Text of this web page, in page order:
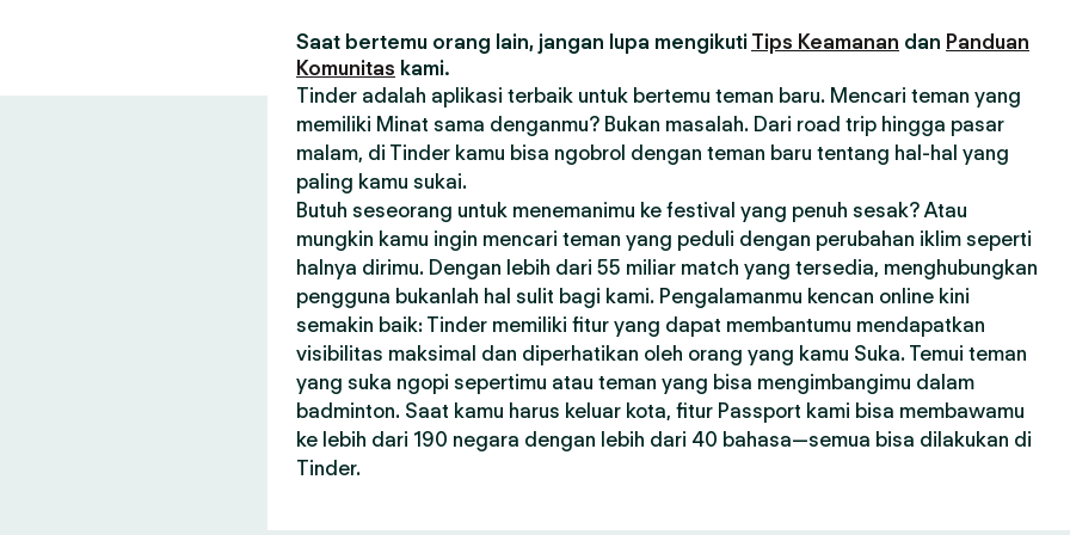
Saat bertemu orang lain, jangan lupa mengikuti Tips Keamanan dan Panduan
Komunitas kami.
Tinder adalah aplikasi terbaik untuk bertemu teman baru. Mencari teman yang
memiliki Minat sama denganmu? Bukan masalah. Dari road trip hingga pasar
malam, di Tinder kamu bisa ngobrol dengan teman baru tentang hal-hal yang
paling kamu sukai.
Butuh seseorang untuk menemanimu ke festival yang penuh sesak? Atau
mungkin kamu ingin mencari teman yang peduli dengan perubahan iklim seperti
halnya dirimu. Dengan lebih dari 55 miliar match yang tersedia, menghubungkan
pengguna bukanlah hal sulit bagi kami. Pengalamanmu kencan online kini
semakin baik: Tinder memiliki fitur yang dapat membantumu mendapatkan
visibilitas maksimal dan diperhatikan oleh orang yang kamu Suka. Temui teman
yang suka ngopi sepertimu atau teman yang bisa mengimbangimu dalam
badminton. Saat kamu harus keluar kota, fitur Passport kami bisa membawamu
ke lebih dari 190 negara dengan lebih dari 40 bahasa—semua bisa dilakukan di
Tinder.